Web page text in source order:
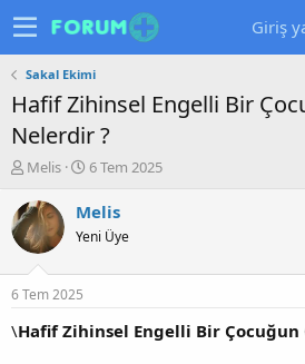
Giriş
Sakal Ekimi
Hafif Zihinsel Engelli Bir
Nelerdir ?
K
n
u
y
b
a
ş
Melis
B
ş
a
ç
6 Tem 2025
Melis
Yeni Üye
6 Tem 2025
\Hafif Zihinsel Engelli Bir